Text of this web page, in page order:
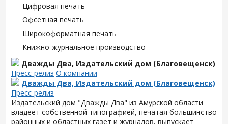
Цифровая печать
Офсетная печать
Широкоформатная печать
Книжно-журнальное производство
Дважды Два, Издательский дом (Благовещенск)
Пресс-релиз О компании
Дважды Два, Издательский дом (Благовещенск)
Пресс-релиз
Издательский дом "Дважды Два" из Амурской области
владеет собственной типографией, печатая большинство
районных и областных газет и журналов, выпускает